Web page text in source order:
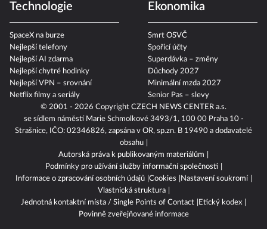
© 2001 - 2026 Copyright CZECH NEWS CENTER a.s.
se sídlem náměstí Marie Schmolkové 3493/1, 100 00 Praha 10 -
Strašnice, IČO: 02346826, zapsána v OR, sp.zn. B 19490 a dodavatelé
obsahu
Autorská práva k publikovaným materiálům
Podmínky pro užívání služby informační společnosti
Informace o zpracování osobních údajů Cookies
Nastavení soukromí
Vlastnická struktura
Jednotná kontaktní místa / Single Points of Contact
Etický kodex
Povinně zveřejňované informace
Technologie
SpaceX na burze
Nejlepší telefony
Nejlepší AI zdarma
Nejlepší chytré hodinky
Nejlepší VPN – srovnání
Netflix filmy a seriály
Ekonomika
Smrt OSVČ
Spořicí účty
Superdávka – změny
Důchody 2027
Minimální mzda 2027
Senior Pas – slevy